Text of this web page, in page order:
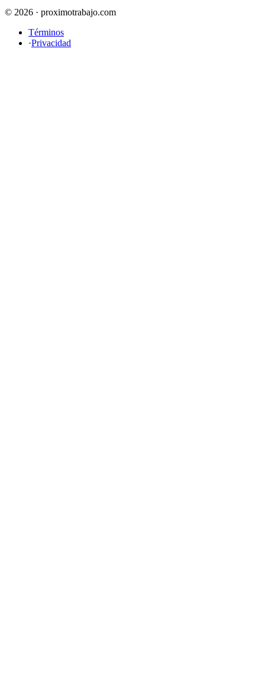
© 2026 · proximotrabajo.com
Términos
·Privacidad